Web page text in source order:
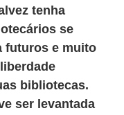
tenha
se
futuros e muito
bibliotecas.
ser levantada